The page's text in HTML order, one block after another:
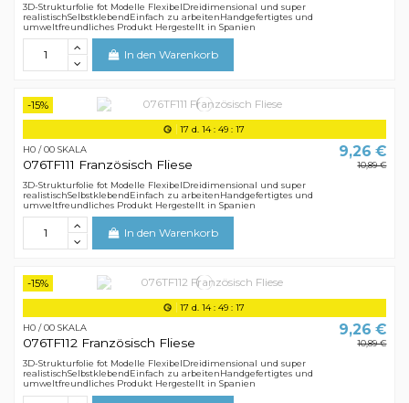
3D-Strukturfolie fot Modelle FlexibelDreidimensional und super
realistischSelbstklebendEinfach zu arbeitenHandgefertigtes und
umweltfreundliches Produkt Hergestellt in Spanien
In den Warenkorb
-15%
17 d. 14:49 :16
H0 / 00 SKALA
076TF111 Französisch Fliese
9,26 €
10,89 €
3D-Strukturfolie fot Modelle FlexibelDreidimensional und super
realistischSelbstklebendEinfach zu arbeitenHandgefertigtes und
umweltfreundliches Produkt Hergestellt in Spanien
In den Warenkorb
-15%
17 d. 14:49 :16
H0 / 00 SKALA
076TF112 Französisch Fliese
9,26 €
10,89 €
3D-Strukturfolie fot Modelle FlexibelDreidimensional und super
realistischSelbstklebendEinfach zu arbeitenHandgefertigtes und
umweltfreundliches Produkt Hergestellt in Spanien